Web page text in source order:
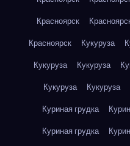
Красноярск
Красноярск
Кукуруза
Кукуруза
Кукуруза
Кукуруза
Кукуруза
Куриная грудка
Куриная грудка